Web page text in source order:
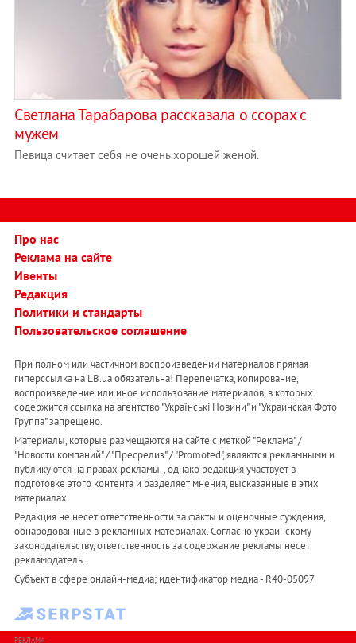
Светлана Тарабарова рассказала о ссорах с
мужем
Певица считает себя не очень хорошей женой.
Про нас
Реклама на сайте
Ивенты
Редакция
Политики и стандарты
Пользовательское соглашение
При полном или частичном воспроизведении материалов прямая
гиперссылка на LB.ua обязательна! Перепечатка, копирование,
воспроизведение или иное использование материалов, в которых
содержится ссылка на агентство "Українськi Новини" и "Украинская Фото
Группа" запрещено.
Материалы, которые размещаются на сайте с меткой "Реклама" /
"Новости компаний" / "Пресрелиз" / "Promoted", являются рекламными и
публикуются на правах рекламы. , однако редакция участвует в
подготовке этого контента и разделяет мнения, высказанные в этих
материалах.
Редакция не несет ответственности за факты и оценочные суждения,
обнародованные в рекламных материалах. Согласно украинскому
законодательству, ответственность за содержание рекламы несет
рекламодатель.
Субъект в сфере онлайн-медиа; идентификатор медиа - R40-05097
РЕКЛАМА